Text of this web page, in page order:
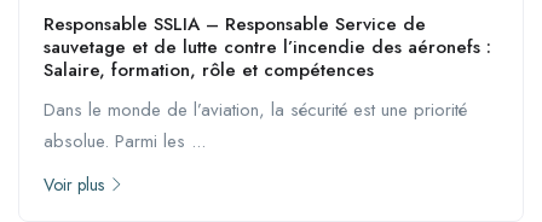
Responsable SSLIA – Responsable Service de
sauvetage et de lutte contre l’incendie des aéronefs :
Salaire, formation, rôle et compétences
Dans le monde de l’aviation, la sécurité est une priorité
absolue. Parmi les ...
Voir plus